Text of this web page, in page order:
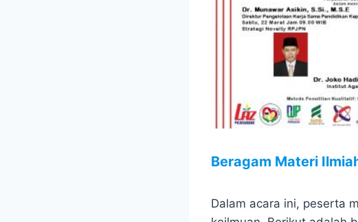
Beragam Materi
Dalam acara ini, peserta